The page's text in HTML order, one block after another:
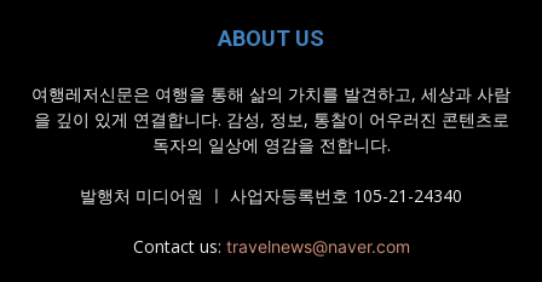
ABOUT US
여행레저신문은 여행을 통해 삶의 가치를 발견하고, 세상과 사람
을 깊이 있게 연결합니다. 감성, 정보, 통찰이 어우러진 콘텐츠로
독자의 일상에 영감을 전합니다.
발행처 미디어원 ㅣ 사업자등록번호 105-21-24340
Contact us: travelnews@naver.com